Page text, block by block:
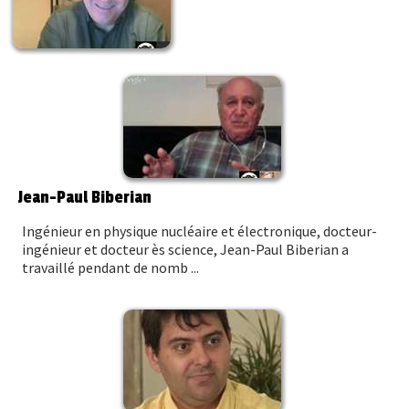
Jean-Paul Biberian
Ingénieur en physique nucléaire et électronique, docteur-
ingénieur et docteur ès science, Jean-Paul Biberian a
travaillé pendant de nomb ...